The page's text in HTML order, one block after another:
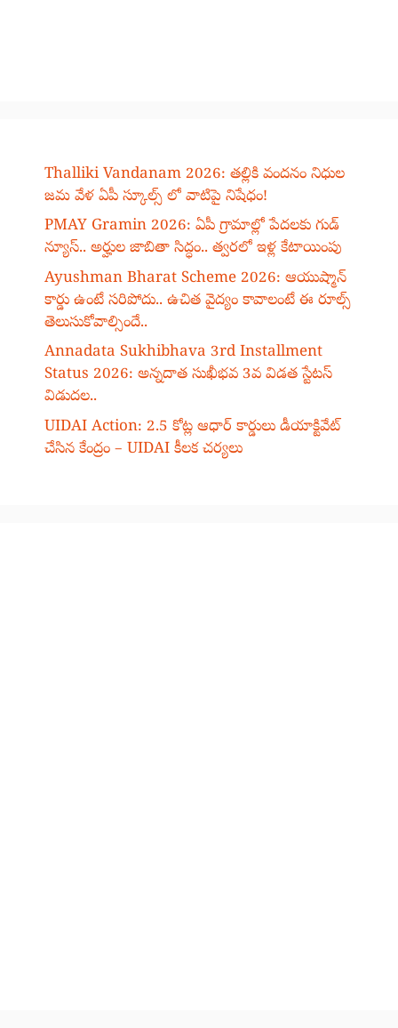
Thalliki Vandanam 2026: తల్లికి వందనం నిధుల
జమ వేళ ఏపీ స్కూల్స్ లో వాటిపై నిషేధం!
PMAY Gramin 2026: ఏపీ గ్రామాల్లో పేదలకు గుడ్
న్యూస్.. అర్హుల జాబితా సిద్ధం.. త్వరలో ఇళ్ల కేటాయింపు
Ayushman Bharat Scheme 2026: ఆయుష్మాన్
కార్డు ఉంటే సరిపోదు.. ఉచిత వైద్యం కావాలంటే ఈ రూల్స్
తెలుసుకోవాల్సిందే..
Annadata Sukhibhava 3rd Installment
Status 2026: అన్నదాత సుఖీభవ 3వ విడత స్టేటస్
విడుదల..
UIDAI Action: 2.5 కోట్ల ఆధార్ కార్డులు డీయాక్టివేట్
చేసిన కేంద్రం – UIDAI కీలక చర్యలు